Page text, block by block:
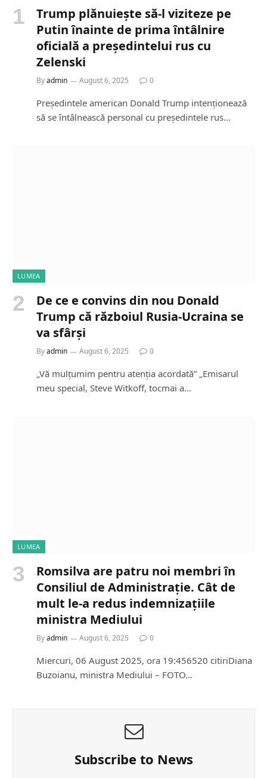
Trump plănuiește să-l viziteze pe
Putin înainte de prima întâlnire
oficială a președintelui rus cu
Zelenski
Byadmin August 6, 2025 0
Președintele american Donald Trump intenționează
să se întâlnească personal cu președintele rus…
LUMEA
De ce e convins din nou Donald
Trump că războiul Rusia-Ucraina se
va sfârși
Byadmin August 6, 2025 0
„Vă mulțumim pentru atenția acordată” „Emisarul
meu special, Steve Witkoff, tocmai a…
LUMEA
Romsilva are patru noi membri în
Consiliul de Administrație. Cât de
mult le-a redus indemnizațiile
ministra Mediului
Byadmin August 6, 2025 0
Miercuri, 06 August 2025, ora 19:456520 citiriDiana
Buzoianu, ministra Mediului – FOTO…
Subscribe to News